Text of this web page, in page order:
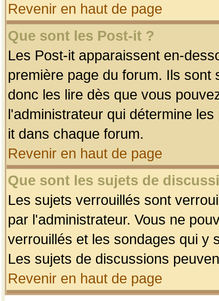
Revenir en haut de page
Que sont les Post-it ?
Les Post-it apparaissent en-
première page du forum. Ils
donc les lire dès que vous
l'administrateur qui détermine
it dans chaque forum.
Revenir en haut de page
Que sont les sujets de
Les sujets verrouillés sont
par l'administrateur. Vous ne
verrouillés et les sondages qui y
Les sujets de discussions
Revenir en haut de page